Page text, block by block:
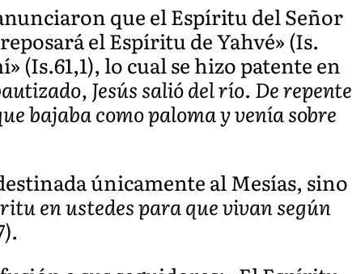
que el Espíritu del Señor
el Espíritu de Yahvé» (Is.
(Is.61,1), lo cual se hizo patente en
Jesús salió del río. De repente
bajaba como paloma y venía sobre
únicamente al Mesías, sino
en ustedes para que vivan según